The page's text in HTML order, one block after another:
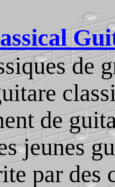
de
de
jeunes
par des